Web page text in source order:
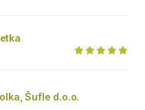
Šufle d.o.o.